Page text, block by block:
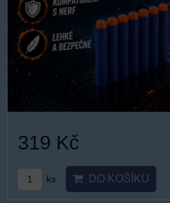
319 Kč
ks DO KOŠÍKU